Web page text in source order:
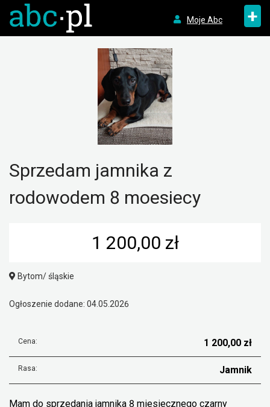
Moje Abc +
Sprzedam jamnika z
rodowodem 8 moesiecy
1 200,00 zł
Bytom/ śląskie
Ogłoszenie dodane: 04.05.2026
Cena: 1 200,00 zł
Rasa: Jamnik
Mam do sprzedania jamnika 8 miesiecznego czarny